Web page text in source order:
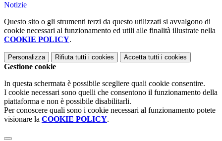
Notizie
Questo sito o gli strumenti terzi da questo utilizzati si avvalgono di
cookie necessari al funzionamento ed utili alle finalità illustrate nella
COOKIE POLICY.
Personalizza Rifiuta tutti i cookies Accetta tutti i cookies
Gestione cookie
In questa schermata è possibile scegliere quali cookie consentire.
I cookie necessari sono quelli che consentono il funzionamento della
piattaforma e non è possibile disabilitarli.
Per conoscere quali sono i cookie necessari al funzionamento potete
visionare la COOKIE POLICY.